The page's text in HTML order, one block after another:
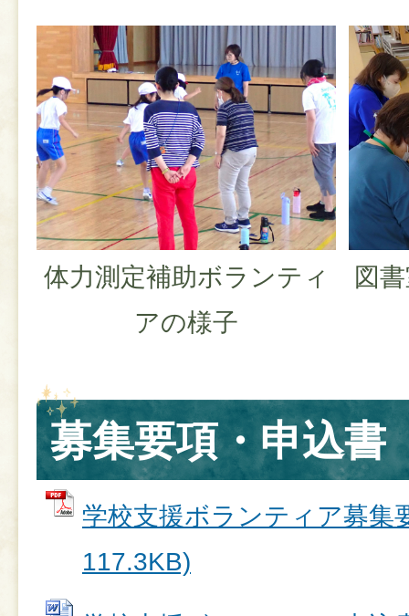
体力測定補助ボランティ
アの様子
図
募集要項・申込書
学校支援ボランティア募集
117.3KB)